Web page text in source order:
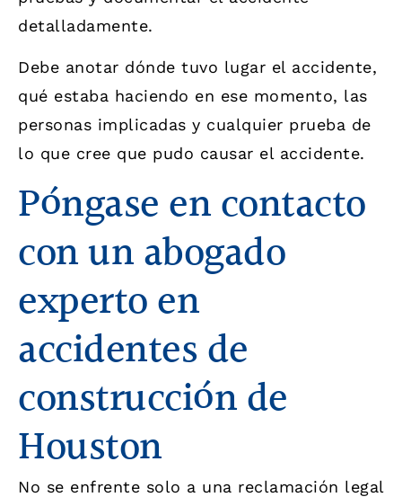
detalladamente.
Debe anotar dónde tuvo lugar el accidente,
qué estaba haciendo en ese momento, las
personas implicadas y cualquier prueba de
lo que cree que pudo causar el accidente.
Póngase en contacto
con un abogado
experto en
accidentes de
construcción de
Houston
No se enfrente solo a una reclamación legal